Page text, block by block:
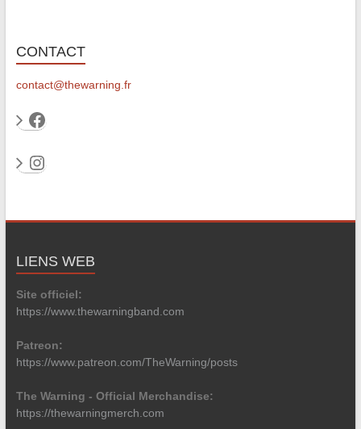
CONTACT
contact@thewarning.fr
Facebook
Instagram
LIENS WEB
Site officiel:
https://www.thewarningband.com
Patreon:
https://www.patreon.com/TheWarning/posts
The Warning - Official Merchandise:
https://thewarningmerch.com